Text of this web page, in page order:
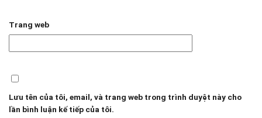
Trang web
Lưu tên của tôi, email, và trang web trong trình duyệt này cho
lần bình luận kế tiếp của tôi.